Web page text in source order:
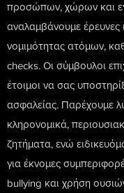
προσώπων, χώρων και
αναλαμβάνουμε έρευνες
νομιμότητας ατόμων,
checks. Οι σύμβουλοι
έτοιμοι να σας
ασφαλείας. Παρέχουμε
κληρονομικά,
ζητήματα, ενώ
για έκνομες
bullying και χρήση